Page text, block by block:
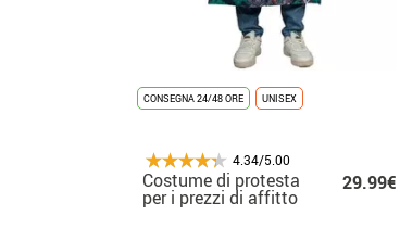
CONSEGNA 24/48 ORE UNISEX
4.34/5.00
Costume di protesta
per i prezzi di affitto
dell'appartamento per
29.99€